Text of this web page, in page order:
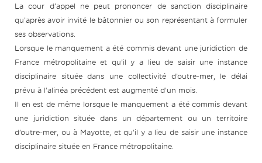
La cour d’appel ne peut prononcer de sanction disciplinaire
qu’après avoir invité le bâtonnier ou son représentant à formuler
ses observations.
Lorsque le manquement a été commis devant une juridiction de
France métropolitaine et qu’il y a lieu de saisir une instance
disciplinaire située dans une collectivité d’outre-mer, le délai
prévu à l’alinéa précédent est augmenté d’un mois.
Il en est de même lorsque le manquement a été commis devant
une juridiction située dans un département ou un territoire
d’outre-mer, ou à Mayotte, et qu’il y a lieu de saisir une instance
disciplinaire située en France métropolitaine.